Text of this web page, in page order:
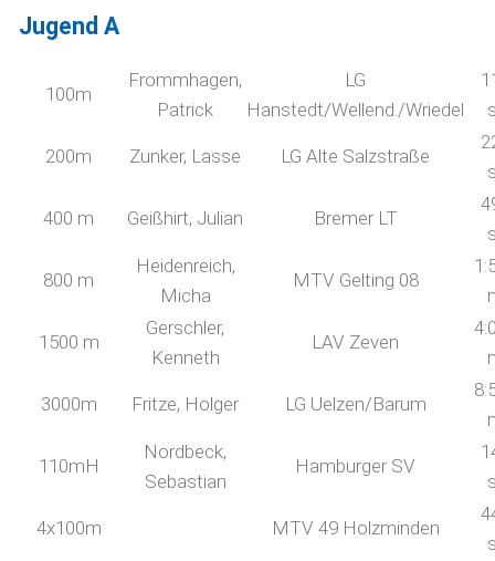
Jugend A
100m
Frommhagen,
Patrick
LG
Hanstedt/Wellend./Wriedel
200m Zunker, Lasse LG Alte Salzstraße
400 m Geißhirt, Julian Bremer LT
800 m
Heidenreich,
Micha
MTV Gelting 08
1500 m
Gerschler,
Kenneth
LAV Zeven
3000m Fritze, Holger LG Uelzen/Barum
110mH
Nordbeck,
Sebastian
Hamburger SV
4x100m MTV 49 Holzminden